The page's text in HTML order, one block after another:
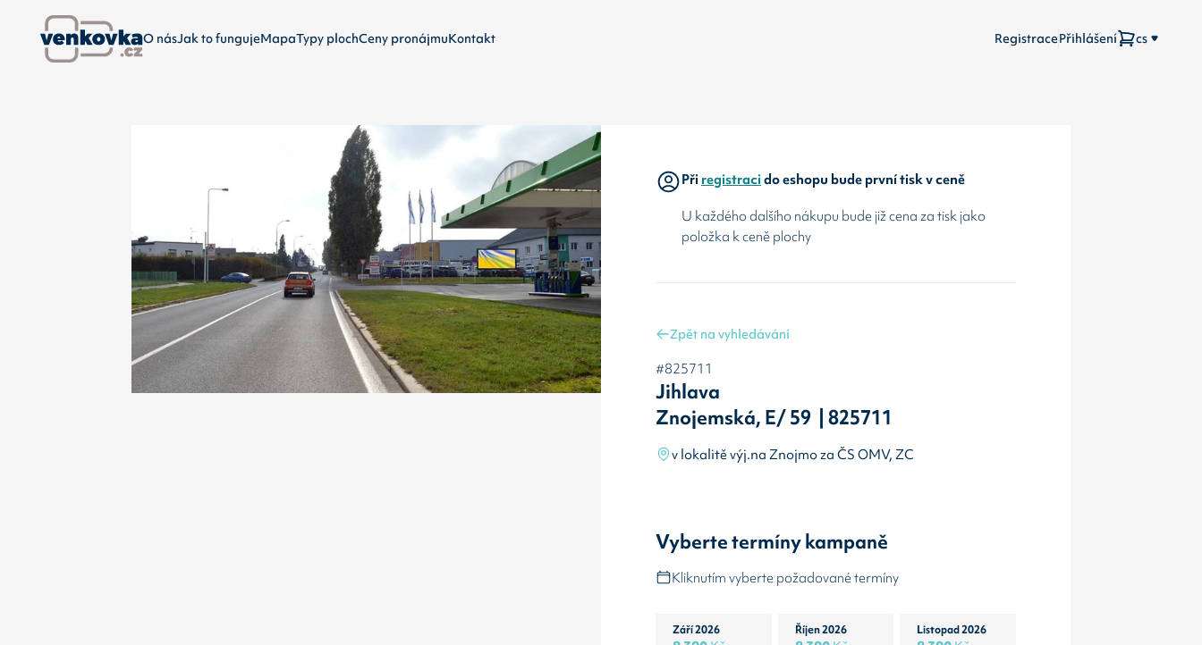
O násJak to fungujeMapaTypy plochCeny pronájmuKontakt RegistracePřihlášení cs
Přiregistracido eshopu bude první tisk v ceně
U každého dalšího nákupu bude již cena za tisk jako
položka k ceně plochy
Zpět na vyhledávání
#825711
Jihlava
Znojemská, E/ 59 | 825711
v lokalitě výj.na Znojmo za ČS OMV, ZC
Vyberte termíny kampaně
Kliknutím vyberte požadované termíny
Září 2026 Říjen 2026 Listopad 2026